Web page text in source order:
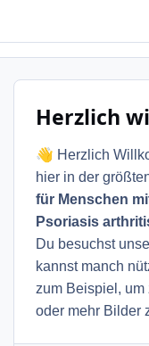
Herzlich
👋 Herzlich
hier in der
für Menschen
Psoriasis
Du besuchst
kannst manch
zum Beispiel, um
oder mehr Bilder